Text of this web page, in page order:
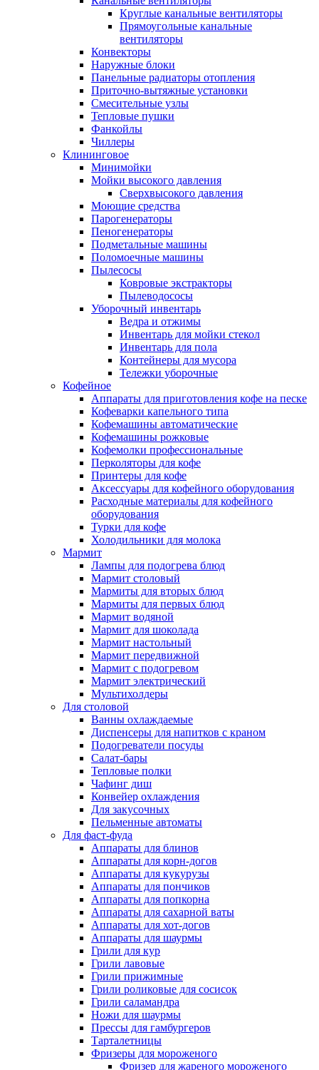
Круглые канальные вентиляторы
Прямоугольные канальные
вентиляторы
Конвекторы
Наружные блоки
Панельные радиаторы отопления
Приточно-вытяжные установки
Смесительные узлы
Тепловые пушки
Фанкойлы
Чиллеры
Клининговое
Минимойки
Мойки высокого давления
Сверхвысокого давления
Моющие средства
Парогенераторы
Пеногенераторы
Подметальные машины
Поломоечные машины
Пылесосы
Ковровые экстракторы
Пылеводососы
Уборочный инвентарь
Ведра и отжимы
Инвентарь для мойки стекол
Инвентарь для пола
Контейнеры для мусора
Тележки уборочные
Кофейное
Аппараты для приготовления кофе на песке
Кофеварки капельного типа
Кофемашины автоматические
Кофемашины рожковые
Кофемолки профессиональные
Перколяторы для кофе
Принтеры для кофе
Аксессуары для кофейного оборудования
Расходные материалы для кофейного
оборудования
Турки для кофе
Холодильники для молока
Мармит
Лампы для подогрева блюд
Мармит столовый
Мармиты для вторых блюд
Мармиты для первых блюд
Мармит водяной
Мармит для шоколада
Мармит настольный
Мармит передвижной
Мармит с подогревом
Мармит электрический
Мультихолдеры
Для столовой
Ванны охлаждаемые
Диспенсеры для напитков с краном
Подогреватели посуды
Салат-бары
Тепловые полки
Чафинг диш
Конвейер охлаждения
Для закусочных
Пельменные автоматы
Для фаст-фуда
Аппараты для блинов
Аппараты для корн-догов
Аппараты для кукурузы
Аппараты для пончиков
Аппараты для попкорна
Аппараты для сахарной ваты
Аппараты для хот-догов
Аппараты для шаурмы
Грили для кур
Грили лавовые
Грили прижимные
Грили роликовые для сосисок
Грили саламандра
Ножи для шаурмы
Прессы для гамбургеров
Тарталетницы
Фризеры для мороженого
Фризер для жареного мороженого